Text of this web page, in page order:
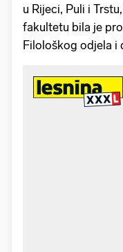
u Rijeci, Puli i
fakultetu bila je
Filološkog odjela i